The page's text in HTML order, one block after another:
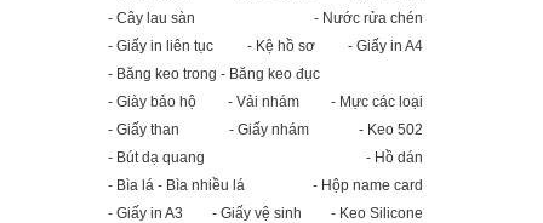
- Cây lau sàn
- Nước rửa chén
- Giấy in liên tục
- Kệ hồ sơ
- Giấy in A4
- Băng keo trong - Băng keo đục
- Giày bảo hộ
- Vải nhám
- Mực các loại
- Giấy than
- Giấy nhám
- Keo 502
- Bút dạ quang
- Hồ dán
- Bìa lá - Bìa nhiều lá
- Hộp name card
- Giấy in A3
- Giấy vệ sinh
- Keo Silicone